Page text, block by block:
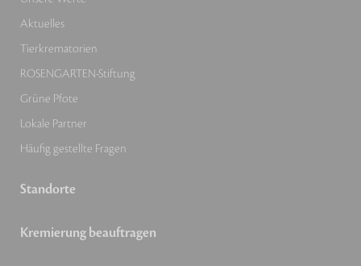
Aktuelles
Tierkrematorien
ROSENGARTEN-Stiftung
Grüne Pfote
Lokale Partner
Häufig gestellte Fragen
Standorte
Kremierung beauftragen